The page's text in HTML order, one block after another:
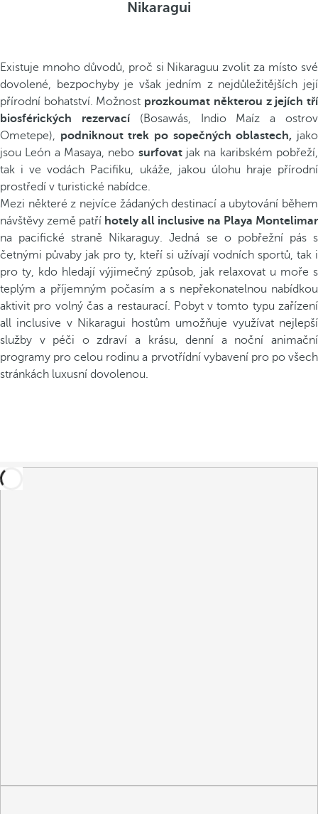
Nikaragui
Existuje mnoho důvodů, proč si Nikaraguu zvolit za místo své
dovolené, bezpochyby je však jedním z nejdůležitějších její
přírodní bohatství. Možnost prozkoumat některou z jejích tří
biosférických rezervací(Bosawás, Indio Maíz a ostrov
Ometepe), podniknout trek po sopečných oblastech, jako
jsou León a Masaya, nebo surfovatjak na karibském pobřeží,
tak i ve vodách Pacifiku, ukáže, jakou úlohu hraje přírodní
prostředí v turistické nabídce.
Mezi některé z nejvíce žádaných destinací a ubytování během
návštěvy země patří hotely all inclusive na Playa Montelimar
na pacifické straně Nikaraguy. Jedná se o pobřežní pás s
četnými půvaby jak pro ty, kteří si užívají vodních sportů, tak i
pro ty, kdo hledají výjimečný způsob, jak relaxovat u moře s
teplým a příjemným počasím a s nepřekonatelnou nabídkou
aktivit pro volný čas a restaurací. Pobyt v tomto typu zařízení
all inclusive v Nikaragui hostům umožňuje využívat nejlepší
služby v péči o zdraví a krásu, denní a noční animační
programy pro celou rodinu a prvotřídní vybavení pro po všech
stránkách luxusní dovolenou.